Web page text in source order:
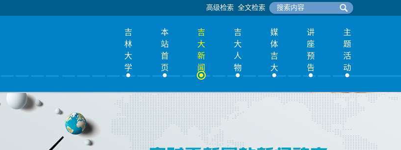
高级检索 全文检索
吉
林
大
学
本
站
首
页
吉
大
新
闻
吉
大
人
物
媒
体
吉
大
讲
座
预
告
主
题
活
动